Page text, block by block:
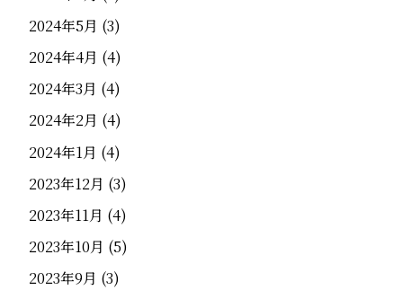
2024年5月 (3)
2024年4月 (4)
2024年3月 (4)
2024年2月 (4)
2024年1月 (4)
2023年12月 (3)
2023年11月 (4)
2023年10月 (5)
2023年9月 (3)